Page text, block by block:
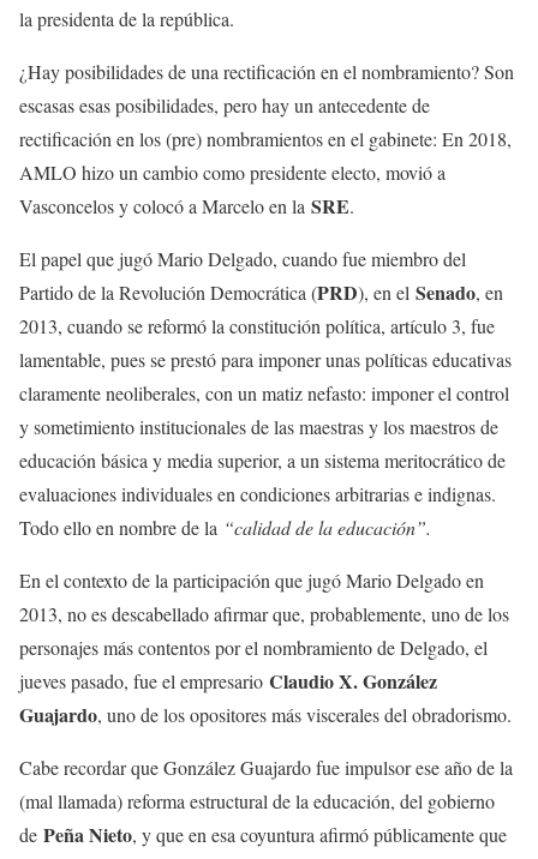
la presidenta de la república.
¿Hay posibilidades de una rectificación en el nombramiento? Son
escasas esas posibilidades, pero hay un antecedente de
rectificación en los (pre) nombramientos en el gabinete: En 2018,
AMLO hizo un cambio como presidente electo, movió a
Vasconcelos y colocó a Marcelo en la SRE.
El papel que jugó Mario Delgado, cuando fue miembro del
Partido de la Revolución Democrática (PRD), en el Senado, en
2013, cuando se reformó la constitución política, artículo 3, fue
lamentable, pues se prestó para imponer unas políticas educativas
claramente neoliberales, con un matiz nefasto: imponer el control
y sometimiento institucionales de las maestras y los maestros de
educación básica y media superior, a un sistema meritocrático de
evaluaciones individuales en condiciones arbitrarias e indignas.
Todo ello en nombre de la “calidad de la educación”.
En el contexto de la participación que jugó Mario Delgado en
2013, no es descabellado afirmar que, probablemente, uno de los
personajes más contentos por el nombramiento de Delgado, el
jueves pasado, fue el empresario Claudio X. González
Guajardo, uno de los opositores más viscerales del obradorismo.
Cabe recordar que González Guajardo fue impulsor ese año de la
(mal llamada) reforma estructural de la educación, del gobierno
de Peña Nieto, y que en esa coyuntura afirmó públicamente que